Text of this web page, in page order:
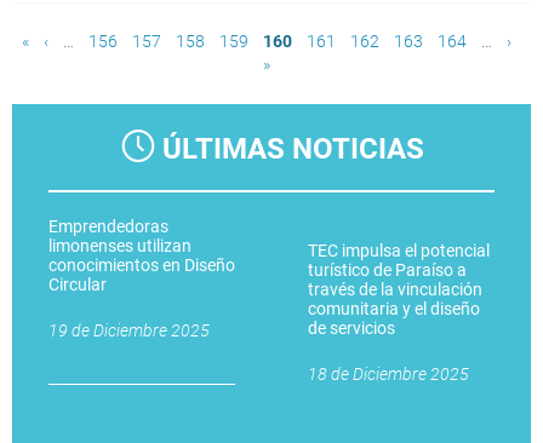
« ‹ … 156 157 158 159 160 161 162 163 164 …
›
»
ÚLTIMAS NOTICIAS
Emprendedoras
limonenses utilizan
conocimientos en Diseño
Circular
19 de Diciembre 2025
TEC impulsa el potencial
turístico de Paraíso a
través de la vinculación
comunitaria y el diseño
de servicios
18 de Diciembre 2025